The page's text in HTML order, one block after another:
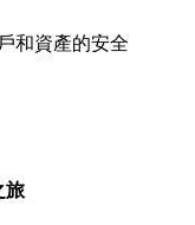
和資產的安全
旅